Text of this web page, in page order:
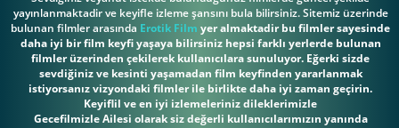
yayınlanmaktadir ve keyifle izleme şansını bula bilirsiniz. Sitemiz üzerinde
bulunan filmler arasında Erotik Film yer almaktadir bu filmler sayesinde
daha iyi bir film keyfi yaşaya bilirsiniz hepsi farklı yerlerde bulunan
filmler üzerinden çekilerek kullanıcılara sunuluyor. Eğerki sizde
sevdiğiniz ve kesinti yaşamadan film keyfinden yararlanmak
istiyorsanız vizyondaki filmler ile birlikte daha iyi zaman geçirin.
Keyiflil ve en iyi izlemeleriniz dileklerimizle
Gecefilmizle Ailesi olarak siz değerli kullanıcılarımızın yanında